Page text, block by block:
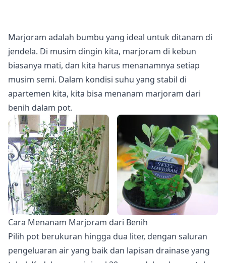
Marjoram adalah bumbu yang ideal untuk ditanam di
jendela. Di musim dingin kita, marjoram di kebun
biasanya mati, dan kita harus menanamnya setiap
musim semi. Dalam kondisi suhu yang stabil di
apartemen kita, kita bisa menanam marjoram dari
benih dalam pot.
Cara Menanam Marjoram dari Benih
Pilih pot berukuran hingga dua liter, dengan saluran
pengeluaran air yang baik dan lapisan drainase yang